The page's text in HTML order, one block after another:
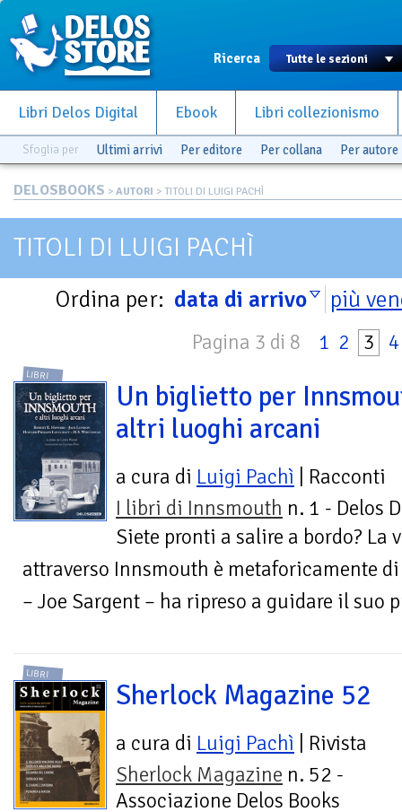
Ricerca
Libri Delos Digital Ebook Libri collezionismo
Sfoglia per Ultimi arrivi Per editore Per collana Per autore
DELOSBOOKS > AUTORI > TITOLI DI LUIGI PACHÌ
TITOLI DI LUIGI PACHÌ
Ordina per: data di arrivo più
Pagina 3 di 8 1 2 3 4
LIBRI
Un biglietto per
altri luoghi arcani
a cura di Luigi Pachì | Racconti
I libri di Innsmouth n. 1 - Delos
Siete pronti a salire a bordo? La
attraverso Innsmouth è metaforicamente
– Joe Sargent – ha ripreso a guidare il suo
LIBRI
Sherlock Magazine 52
a cura di Luigi Pachì | Rivista
Sherlock Magazine n. 52 -
Associazione Delos Books